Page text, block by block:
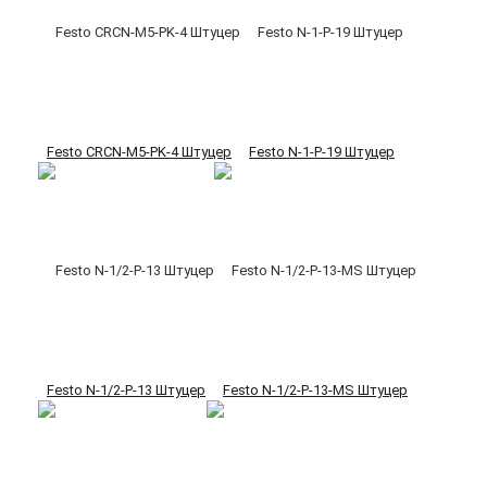
Festo CRCN-M5-PK-4 Штуцер Festo N-1-P-19 Штуцер
Festo N-1/2-P-13 Штуцер Festo N-1/2-P-13-MS Штуцер